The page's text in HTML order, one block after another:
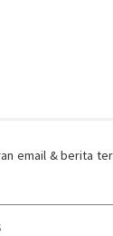
email & berita